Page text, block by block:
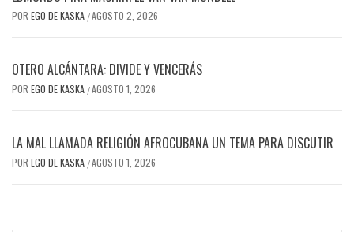
POR EGO DE KASKA /AGOSTO 2, 2026
OTERO ALCÁNTARA: DIVIDE Y VENCERÁS
POR EGO DE KASKA /AGOSTO 1, 2026
LA MAL LLAMADA RELIGIÓN AFROCUBANA UN TEMA PARA DISCUTIR
POR EGO DE KASKA /AGOSTO 1, 2026